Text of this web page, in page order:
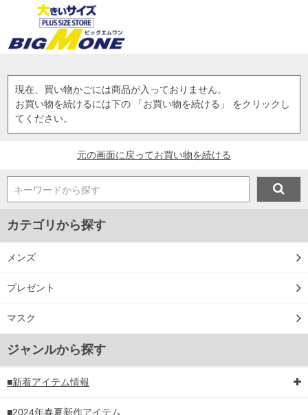
現在、買い物かごには商品が入っておりません。
お買い物を続けるには下の 「お買い物を続ける」 をクリックし
てください。
元の画面に戻ってお買い物を続ける
キーワードから探す
カテゴリから探す
メンズ
プレゼント
マスク
ジャンルから探す
■新着アイテム情報
■2024年春夏新作アイテム